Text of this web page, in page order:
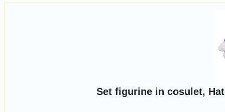
Set figurine in cosulet,